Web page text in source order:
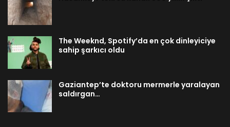
The Weeknd, Spotify’da en çok dinleyiciye
sahip şarkıcı oldu
Gaziantep’te doktoru mermerle yaralayan
saldırgan…